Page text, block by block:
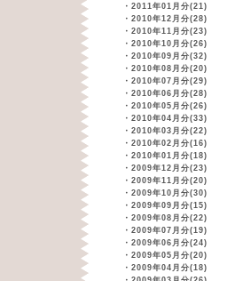
・ 2011年01月分(21)
・ 2010年12月分(28)
・ 2010年11月分(23)
・ 2010年10月分(26)
・ 2010年09月分(32)
・ 2010年08月分(20)
・ 2010年07月分(29)
・ 2010年06月分(28)
・ 2010年05月分(26)
・ 2010年04月分(33)
・ 2010年03月分(22)
・ 2010年02月分(16)
・ 2010年01月分(18)
・ 2009年12月分(23)
・ 2009年11月分(20)
・ 2009年10月分(30)
・ 2009年09月分(15)
・ 2009年08月分(22)
・ 2009年07月分(19)
・ 2009年06月分(24)
・ 2009年05月分(20)
・ 2009年04月分(18)